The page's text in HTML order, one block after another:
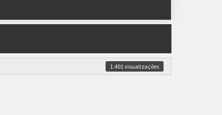
1.401 visualizações